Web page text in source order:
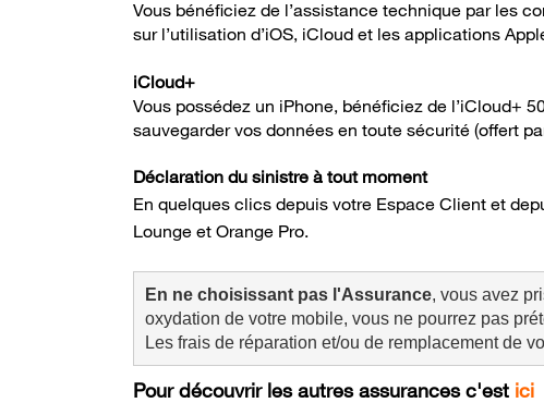
Vous bénéficiez de l’assistance technique par les
sur l’utilisation d’iOS, iCloud et les applications
iCloud+
Vous possédez un iPhone, bénéficiez de l’iCloud+
sauvegarder vos données en toute sécurité (offert
Déclaration du sinistre à tout moment
En quelques clics depuis votre Espace Client et
Lounge et Orange Pro.
En ne choisissant pas l'Assurance, vous avez
oxydation de votre mobile, vous ne pourrez pas
Les frais de réparation et/ou de remplacement de
Pour découvrir les autres assurances c'est ici